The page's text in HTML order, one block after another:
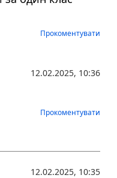
Прокоментувати
12.02.2025, 10:36
Прокоментувати
12.02.2025, 10:35